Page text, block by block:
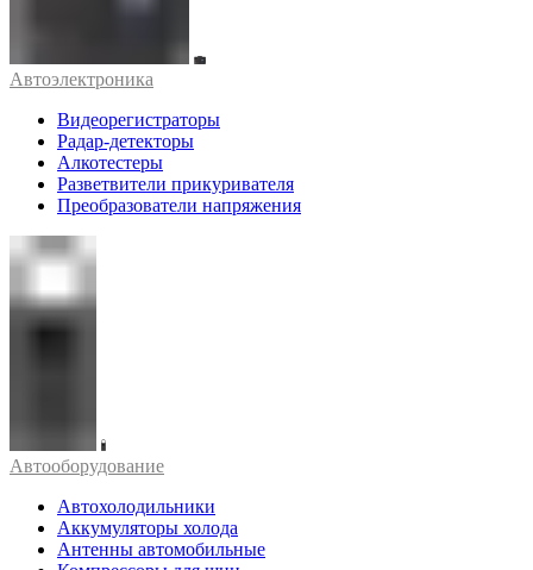
Автоэлектроника
Видеорегистраторы
Радар-детекторы
Алкотестеры
Разветвители прикуривателя
Преобразователи напряжения
Автооборудование
Автохолодильники
Аккумуляторы холода
Антенны автомобильные